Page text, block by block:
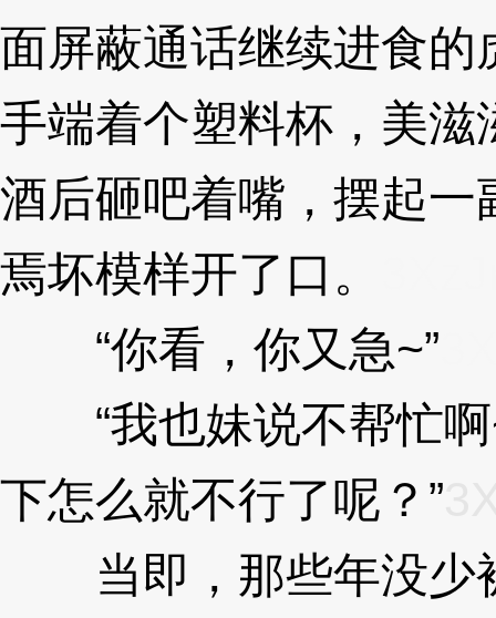
面屏蔽通话继续进食
手端着个塑料杯，美
酒后砸吧着嘴，摆起
焉坏模样开了口。
“你看，你又急~”
“我也妹说不帮忙啊
下怎么就不行了呢？”
当即，那些年没少